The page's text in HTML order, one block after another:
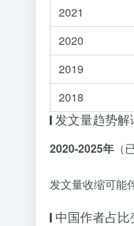
2021
2020
2019
2018
发文量趋势解
2020-2025年
发文量收缩可能
中国作者占